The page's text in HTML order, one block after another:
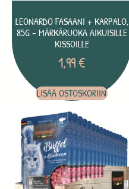
LEONARDO FASAANI + KARPALO,
85G – MÄRKÄRUOKA AIKUISILLE
KISSOILLE
1,99€
LISÄÄ OSTOSKORIIN